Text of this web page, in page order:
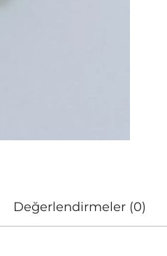
Değerlendirmeler (0)